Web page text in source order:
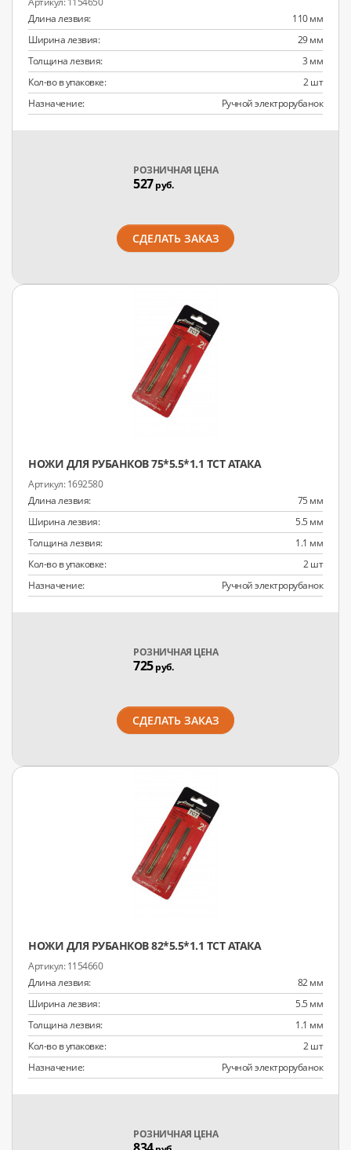
Длина лезвия:
110 мм
Ширина лезвия:
29 мм
Толщина лезвия:
3 мм
Кол-во в упаковке:
2 шт
Назначение:
Ручной электрорубанок
РОЗНИЧНАЯ ЦЕНА
527руб.
СДЕЛАТЬ ЗАКАЗ
НОЖИ ДЛЯ РУБАНКОВ 75*5.5*1.1 TCT АТАКА
1692580
Длина лезвия:
75 мм
Ширина лезвия:
5.5 мм
Толщина лезвия:
1.1 мм
Кол-во в упаковке:
2 шт
Назначение:
Ручной электрорубанок
РОЗНИЧНАЯ ЦЕНА
725руб.
СДЕЛАТЬ ЗАКАЗ
НОЖИ ДЛЯ РУБАНКОВ 82*5.5*1.1 TCT АТАКА
1154660
Длина лезвия:
82 мм
Ширина лезвия:
5.5 мм
Толщина лезвия:
1.1 мм
Кол-во в упаковке:
2 шт
Назначение:
Ручной электрорубанок
РОЗНИЧНАЯ ЦЕНА